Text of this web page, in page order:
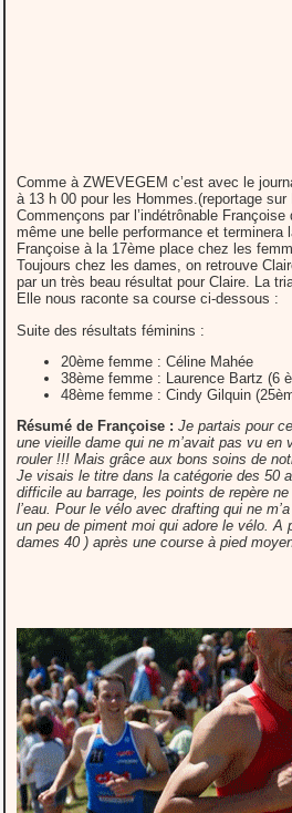
Comme à ZWEVEGEM c’est avec le
à 13 h 00 pour les Hommes.(reportage
Commençons par l’indétrônable
même une belle performance et
Françoise à la 17ème place chez les
Toujours chez les dames, on retrouve
par un très beau résultat pour Claire. La
Elle nous raconte sa course ci-dessous :
Suite des résultats féminins :
20ème femme : Céline Mahée
38ème femme : Laurence Bartz (6
48ème femme : Cindy Gilquin
Résumé de Françoise : Je partais pour
une vieille dame qui ne m’avait pas vu
rouler !!! Mais grâce aux bons soins de
Je visais le titre dans la catégorie des 50
difficile au barrage, les points de repère
l’eau. Pour le vélo avec drafting qui ne
un peu de piment moi qui adore le vélo. A
dames 40 ) après une course à pied